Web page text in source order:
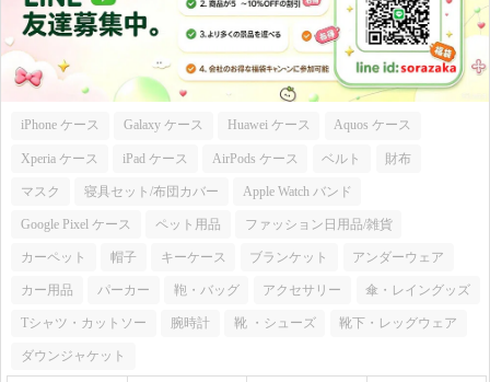
iPhone ケース Galaxy ケース Huawei ケース Aquos ケース
Xperia ケース iPad ケース AirPods ケース ベルト 財布
マスク 寝具セット/布団カバー Apple Watch バンド
Google Pixel ケース ペット用品 ファッション日用品/雑貨
カーペット 帽子 キーケース ブランケット アンダーウェア
カー用品 パーカー 鞄・バッグ アクセサリー 傘・レイングッズ
Tシャツ・カットソー 腕時計 靴 ・シューズ 靴下・レッグウェア
ダウンジャケット